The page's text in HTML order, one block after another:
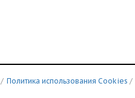
/ Политика использования Сookies /